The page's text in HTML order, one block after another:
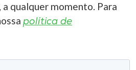
qualquer momento. Para
política de